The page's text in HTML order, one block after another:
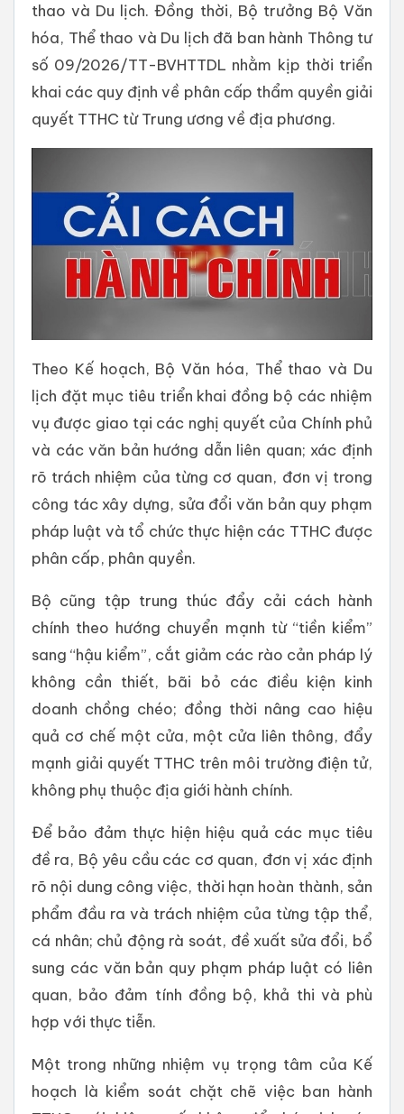
thao và Du lịch. Đồng thời, Bộ trưởng Bộ Văn
hóa, Thể thao và Du lịch đã ban hành Thông tư
số 09/2026/TT-BVHTTDL nhằm kịp thời triển
khai các quy định về phân cấp thẩm quyền giải
quyết TTHC từ Trung ương về địa phương.
Theo Kế hoạch, Bộ Văn hóa, Thể thao và Du
lịch đặt mục tiêu triển khai đồng bộ các nhiệm
vụ được giao tại các nghị quyết của Chính phủ
và các văn bản hướng dẫn liên quan; xác định
rõ trách nhiệm của từng cơ quan, đơn vị trong
công tác xây dựng, sửa đổi văn bản quy phạm
pháp luật và tổ chức thực hiện các TTHC được
phân cấp, phân quyền.
Bộ cũng tập trung thúc đẩy cải cách hành
chính theo hướng chuyển mạnh từ “tiền kiểm”
sang “hậu kiểm”, cắt giảm các rào cản pháp lý
không cần thiết, bãi bỏ các điều kiện kinh
doanh chồng chéo; đồng thời nâng cao hiệu
quả cơ chế một cửa, một cửa liên thông, đẩy
mạnh giải quyết TTHC trên môi trường điện tử,
không phụ thuộc địa giới hành chính.
Để bảo đảm thực hiện hiệu quả các mục tiêu
đề ra, Bộ yêu cầu các cơ quan, đơn vị xác định
rõ nội dung công việc, thời hạn hoàn thành, sản
phẩm đầu ra và trách nhiệm của từng tập thể,
cá nhân; chủ động rà soát, đề xuất sửa đổi, bổ
sung các văn bản quy phạm pháp luật có liên
quan, bảo đảm tính đồng bộ, khả thi và phù
hợp với thực tiễn.
Một trong những nhiệm vụ trọng tâm của Kế
hoạch là kiểm soát chặt chẽ việc ban hành